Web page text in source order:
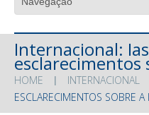
Internacional:
esclarecimentos
HOME INTERNACIONAL
ESCLARECIMENTOS SOBRE A